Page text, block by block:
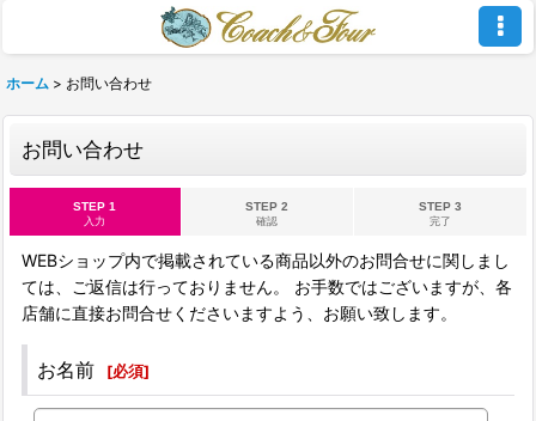
ホーム > お問い合わせ
お問い合わせ
STEP 1
入力
STEP 2
確認
STEP 3
完了
WEBショップ内で掲載されている商品以外のお問合せに関しまし
ては、ご返信は行っておりません。 お手数ではございますが、各
店舗に直接お問合せくださいますよう、お願い致します。
お名前 [必須]